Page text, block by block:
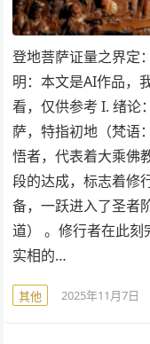
登地菩萨证量之界定
明：本文是AI作品，
看，仅供参考 I. 绪论
萨，特指初地（梵
悟者，代表着大乘佛
段的达成，标志着修
备，一跃进入了圣
道） 。修行者在此
实相的…
其他 2025年11月7日